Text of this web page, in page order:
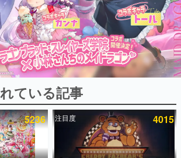
ップ
れている記事ランキング
ている記事
5236 注目度 4015